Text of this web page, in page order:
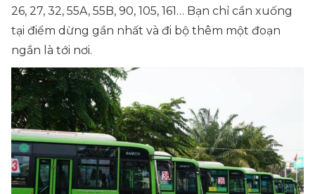
26, 27, 32, 55A, 55B, 90, 105, 161… Bạn chỉ cần xuống
tại điểm dừng gần nhất và đi bộ thêm một đoạn
ngắn là tới nơi.